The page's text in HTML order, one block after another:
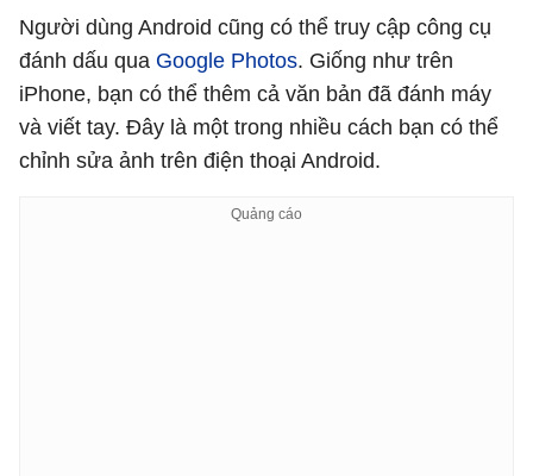
Người dùng Android cũng có thể truy cập công cụ
đánh dấu qua Google Photos. Giống như trên
iPhone, bạn có thể thêm cả văn bản đã đánh máy
và viết tay. Đây là một trong nhiều cách bạn có thể
chỉnh sửa ảnh trên điện thoại Android.